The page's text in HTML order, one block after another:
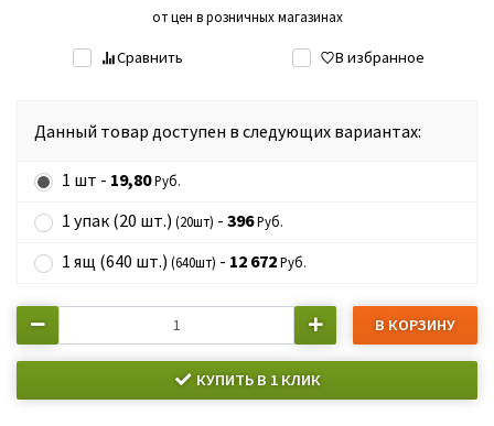
от цен в розничных магазинах
Сравнить В избранное
Данный товар доступен в следующих вариантах:
1 шт - 19,80Руб.
1 упак (20 шт.) (20шт) - 396Руб.
1 ящ (640 шт.) (640шт) - 12 672Руб.
В КОРЗИНУ
КУПИТЬ В 1 КЛИК